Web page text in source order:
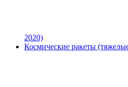
2020)
Космические ракеты